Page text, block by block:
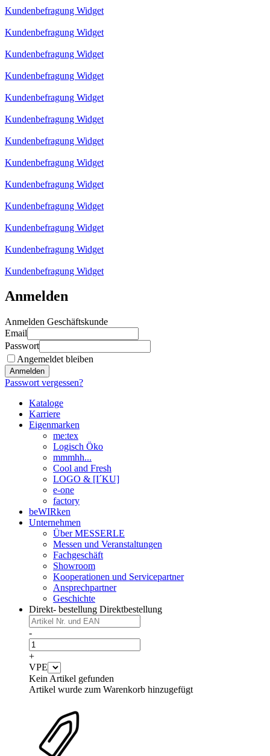
Kundenbefragung Widget
Kundenbefragung Widget
Kundenbefragung Widget
Kundenbefragung Widget
Kundenbefragung Widget
Kundenbefragung Widget
Kundenbefragung Widget
Kundenbefragung Widget
Kundenbefragung Widget
Kundenbefragung Widget
Kundenbefragung Widget
Kundenbefragung Widget
Kundenbefragung Widget
Anmelden
Anmelden Geschäftskunde
Email
Passwort
Angemeldet bleiben
Anmelden
Passwort vergessen?
Kataloge
Karriere
Eigenmarken
me:tex
Logisch Öko
mmmhh...
Cool and Fresh
LOGO & [I´KU]
e-one
factory
beWIRken
Unternehmen
Über MESSERLE
Messen und Veranstaltungen
Fachgeschäft
Showroom
Kooperationen und Servicepartner
Ansprechpartner
Geschichte
Direkt- bestellung Direktbestellung
-
+
VPE
Kein Artikel gefunden
Artikel wurde zum Warenkorb hinzugefügt